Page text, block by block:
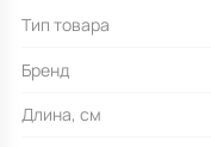
Тип товара
Бренд
Длина, см